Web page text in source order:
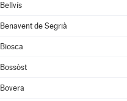
Bellvís
Benavent de Segrià
Biosca
Bossòst
Bovera